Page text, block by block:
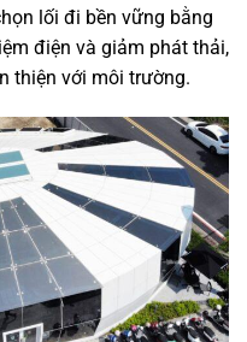
lối đi bền vững bằng
điện và giảm phát thải,
thiện với môi trường.